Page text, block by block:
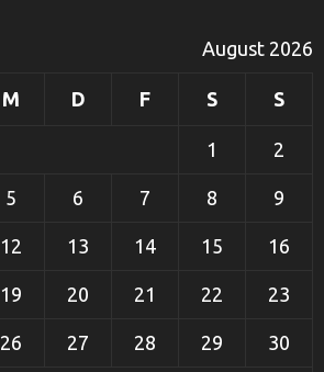
August 2026
M D F S S
1 2
5 6 7 8 9
12 13 14 15 16
19 20 21 22 23
26 27 28 29 30